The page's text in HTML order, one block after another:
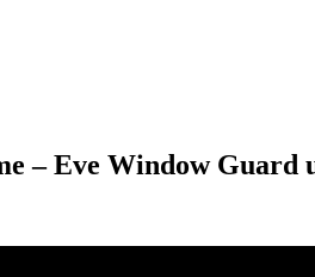
– Eve Window Guard